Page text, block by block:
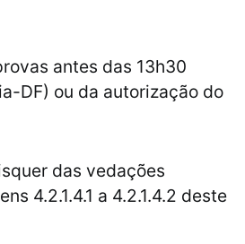
antes das 13h30
DF) ou da autorização do
das vedações
4.2.1.4.1 a 4.2.1.4.2 deste